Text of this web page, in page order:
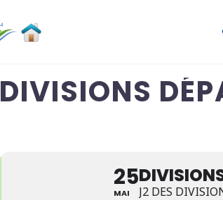
DIVISIONS
25
MAI J2 DES